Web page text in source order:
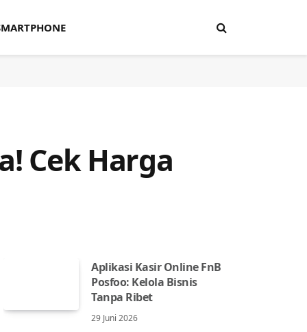
Cek Harga
Aplikasi Kasir Online FnB
Posfoo: Kelola Bisnis
Tanpa Ribet
29 Juni 2026